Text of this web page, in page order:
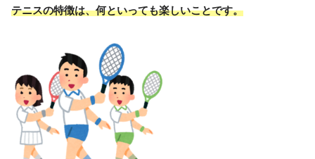
テニスの特徴は、何といっても楽しいことです。